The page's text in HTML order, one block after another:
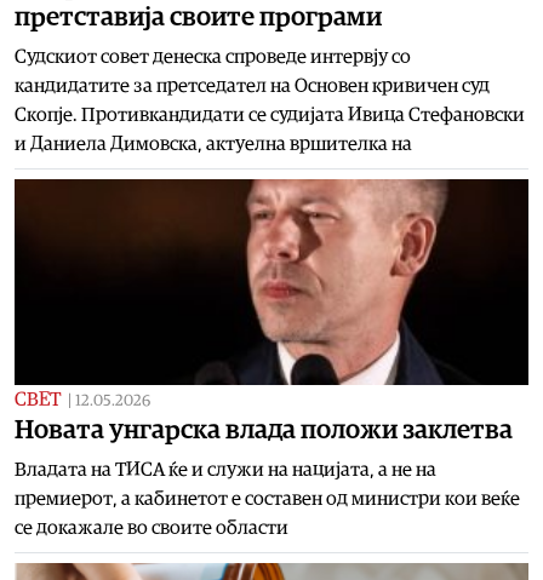
претставија своите програми
Судскиот совет денеска спроведе интервју со
кандидатите за претседател на Основен кривичен суд
Скопје. Противкандидати се судијата Ивица Стефановски
и Даниела Димовска, актуелна вршителка на
СВЕТ 12.05.2026
Новата унгарска влада положи заклетва
Владата на ТИСА ќе и служи на нацијата, а не на
премиерот, а кабинетот е составен од министри кои веќе
се докажале во своите области